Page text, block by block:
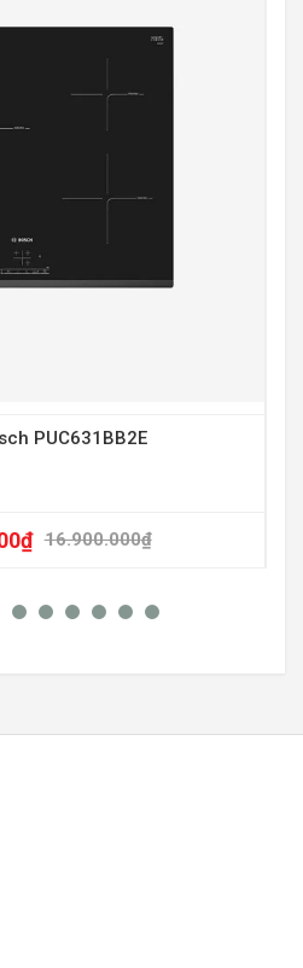
PUC631BB2E
16.900.000₫
₫